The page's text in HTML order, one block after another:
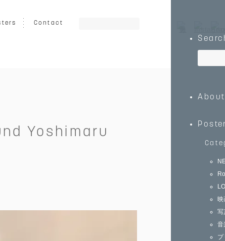
Contact
About
写
音
Yoshimaru